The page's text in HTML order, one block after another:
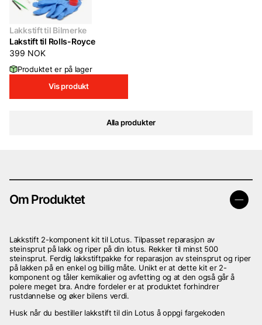
Alla produkter
Lakkstift til Bilmerke
Lakstift til Rolls-Royce
399 NOK
Produktet er på lager
Vis produkt
Om Produktet
Lakkstift 2-komponent kit til Lotus. Tilpasset reparasjon av
steinsprut på lakk og riper på din lotus. Rekker til minst 500
steinsprut. Ferdig lakkstiftpakke for reparasjon av steinsprut og riper
på lakken på en enkel og billig måte. Unikt er at dette kit er 2-
komponent og tåler kemikalier og avfetting og at den også går å
polere meget bra. Andre fordeler er at produktet forhindrer
rustdannelse og øker bilens verdi.
Husk når du bestiller lakkstift til din Lotus å oppgi fargekoden